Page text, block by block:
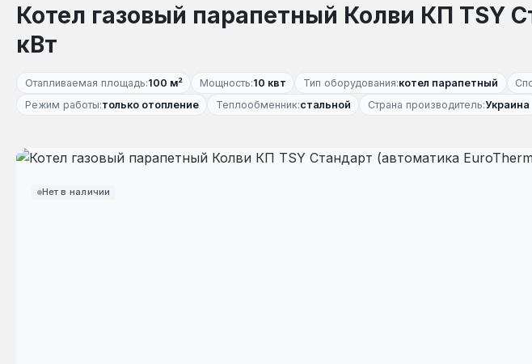
Котел газовый парапетный Колви КП TSY
кВт
Отапливаемая площадь:100 м² Мощность:10 квт Тип оборудования:котел парапетный
Режим работы:только отопление Теплообменник:стальной Страна производитель:Украина
Нет в наличии
Пропустить галерею изображений